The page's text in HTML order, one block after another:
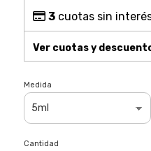
3cuotas sin
Ver cuotas y
Medida
Cantidad